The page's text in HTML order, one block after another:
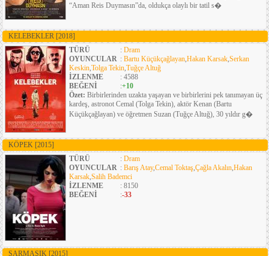
“Aman Reis Duymasın”da, oldukça olaylı bir tatil s�
KELEBEKLER [2018]
TÜRÜ
: Dram
OYUNCULAR : Bartu Küçükçağlayan,Hakan Karsak,Serkan
Keskin,Tolga Tekin,Tuğçe Altuğ
İZLENME
: 4588
BEĞENİ
:+10
Özet: Birbirlerinden uzakta yaşayan ve birbirlerini pek tanımayan üç
kardeş, astronot Cemal (Tolga Tekin), aktör Kenan (Bartu
Küçükçağlayan) ve öğretmen Suzan (Tuğçe Altuğ), 30 yıldır g�
KÖPEK [2015]
TÜRÜ
: Dram
OYUNCULAR : Barış Atay,Cemal Toktaş,Çağla Akalın,Hakan
Karsak,Salih Bademci
İZLENME
: 8150
BEĞENİ
:-33
SARMAŞIK [2015]